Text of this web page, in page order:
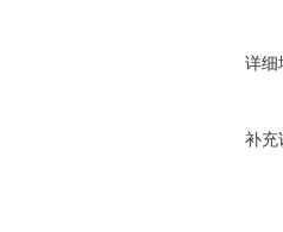
详细
补充